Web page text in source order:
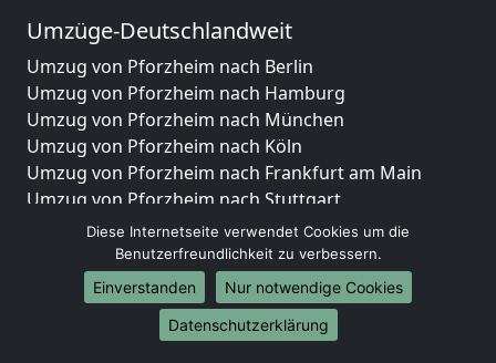
Umzüge-Deutschlandweit
Umzug von Pforzheim nach Berlin
Umzug von Pforzheim nach Hamburg
Umzug von Pforzheim nach München
Umzug von Pforzheim nach Köln
Umzug von Pforzheim nach Frankfurt am Main
Umzug von Pforzheim nach Stuttgart
Umzug von Pforzheim nach Düsseldorf
Umzug von Pforzheim nach Leipzig
Umzug von Pforzheim nach Dortmund
Umzug von Pforzheim nach Essen
Umzug von Pforzheim nach Bremen
Diese Internetseite verwendet Cookies um die
Benutzerfreundlichkeit zu verbessern.
Einverstanden
Nur notwendige Cookies
Datenschutzerklärung